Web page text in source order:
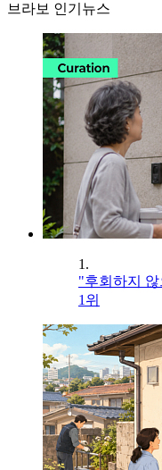
브라보 인기뉴스
1.
"후회하지
1위